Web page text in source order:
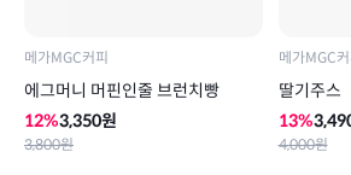
메가MGC커피
에그머니 머핀인줄 브런치빵
12%3,350원
3,800원
메가MGC
딸기주스
13%
4,000원